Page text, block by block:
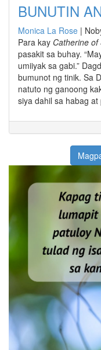
BUNUTIN
Monica La Rose |
Para kay Catherine of
pasakit sa buhay.
umiiyak sa gabi.”
bumunot ng tinik. Sa
natuto ng ganoong
siya dahil sa habag